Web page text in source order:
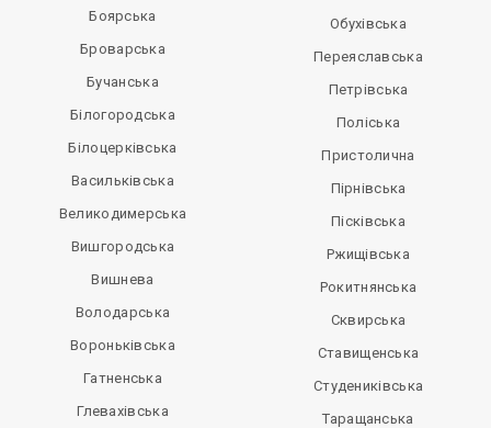
Боярська
Броварська
Бучанська
Білогородська
Білоцерківська
Васильківська
Великодимерська
Вишгородська
Вишнева
Володарська
Вороньківська
Гатненська
Глевахівська
Обухівська
Переяславська
Петрівська
Поліська
Пристолична
Пірнівська
Пісківська
Ржищівська
Рокитнянська
Сквирська
Ставищенська
Студениківська
Таращанська